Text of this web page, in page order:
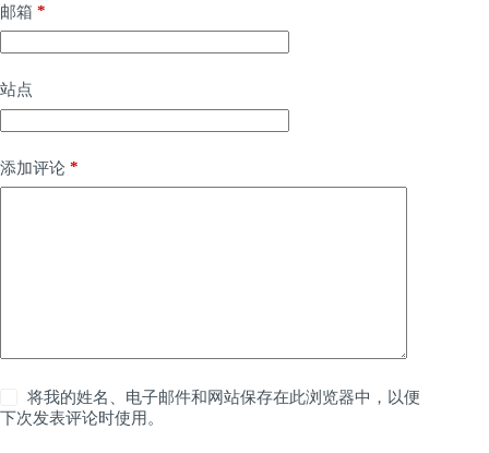
邮箱 *
站点
添加评论 *
将我的姓名、电子邮件和网站保存在此浏览器中，以便
下次发表评论时使用。